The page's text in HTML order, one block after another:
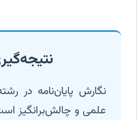
نگارش پایان‌نامه در
علمی و چالش‌برانگیز